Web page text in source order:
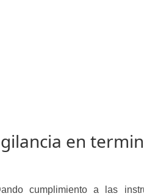
en
cumplimiento a las